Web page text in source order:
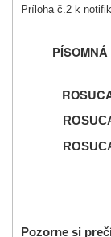
Príloha č.2 k
Pozorne si